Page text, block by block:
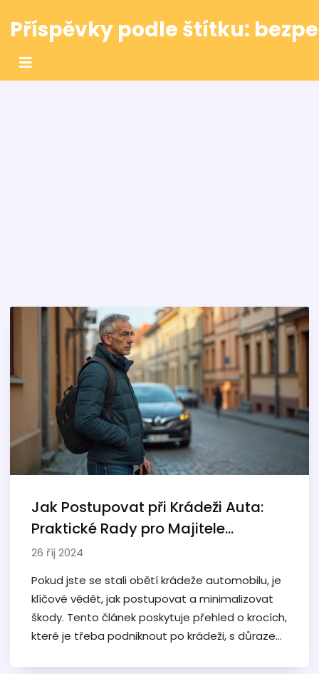
Příspěvky podle štítku:
Jak Postupovat při Krádeži Auta:
Praktické Rady pro Majitele
Renaultu
26 říj 2024
Pokud jste se stali obětí krádeže automobilu, je
klíčové vědět, jak postupovat a minimalizovat
škody. Tento článek poskytuje přehled o krocích,
které je třeba podniknout po krádeži, s důrazem